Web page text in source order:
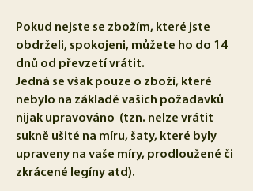
Pokud nejste se zbožím, které jste
obdrželi, spokojeni, můžete ho do 14
dnů od převzetí vrátit.
Jedná se však pouze o zboží, které
nebylo na základě vašich požadavků
nijak upravováno (tzn. nelze vrátit
sukně ušité na míru, šaty, které byly
upraveny na vaše míry, prodloužené či
zkrácené legíny atd).